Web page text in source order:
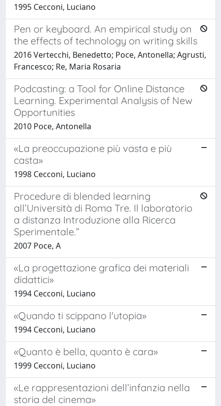
1995 Cecconi, Luciano
Pen or keyboard. An empirical study on
the effects of technology on writing skills
2016 Vertecchi, Benedetto; Poce, Antonella; Agrusti,
Francesco; Re, Maria Rosaria
Podcasting: a Tool for Online Distance
Learning. Experimental Analysis of New
Opportunities
2010 Poce, Antonella
«La preoccupazione più vasta e più
casta»
1998 Cecconi, Luciano
Procedure di blended learning
all’Università di Roma Tre. Il laboratorio
a distanza Introduzione alla Ricerca
Sperimentale.”
2007 Poce, A
«La progettazione grafica dei materiali
didattici»
1994 Cecconi, Luciano
«Quando ti scippano l'utopia»
1994 Cecconi, Luciano
«Quanto è bella, quanto è cara»
1999 Cecconi, Luciano
«Le rappresentazioni dell’infanzia nella
storia del cinema»